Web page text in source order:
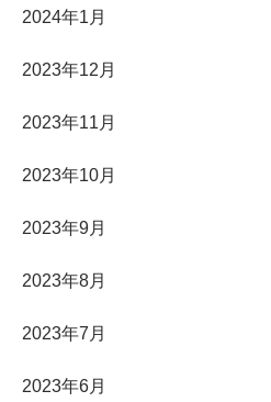
2024年1月
2023年12月
2023年11月
2023年10月
2023年9月
2023年8月
2023年7月
2023年6月